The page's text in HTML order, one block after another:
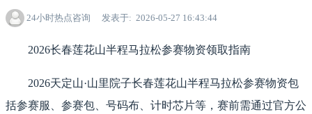
24小时热点咨询 发表于 2026-05-27 16:43:44
2026长春莲花山半程马拉松参赛物资领取指南
2026天定山·山里院子长春莲花山半程马拉松参赛物资包
括参赛服、参赛包、号码布、计时芯片等，赛前需通过官方公